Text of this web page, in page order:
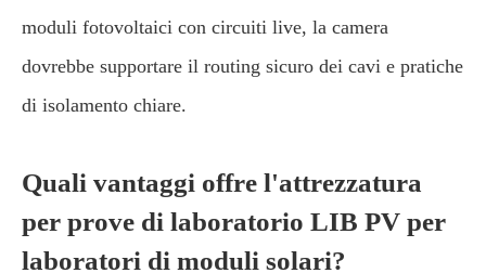
moduli fotovoltaici con circuiti live, la camera
dovrebbe supportare il routing sicuro dei cavi e pratiche
di isolamento chiare.
Quali vantaggi offre l'attrezzatura
per prove di laboratorio LIB PV per
laboratori di moduli solari?